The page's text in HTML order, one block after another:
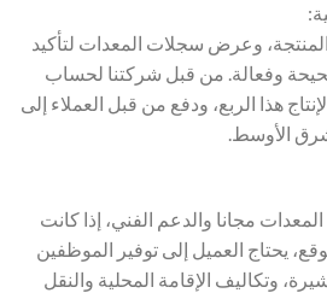
وعرض سجلات المعدات لتأكيد
صحيحة وفعالة. من قبل شركتنا لحساب
هذا الربع، ودفع من قبل العملاء إلى
الأوسط.
مجانا والدعم الفني، إذا كانت
يحتاج العميل إلى توفير الموظفين
وتكاليف الإقامة المحلية والنقل